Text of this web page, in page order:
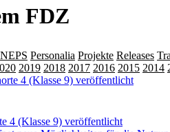
FDZ
NEPS Personalia Projekte Releases
2019 2018 2017 2016 2015 2014
4 (Klasse 9) veröffentlicht